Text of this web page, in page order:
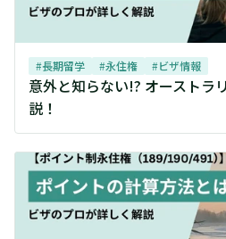
#長期留学 #永住権 #ビザ情報
意外と知らない!? オーストラ
説！